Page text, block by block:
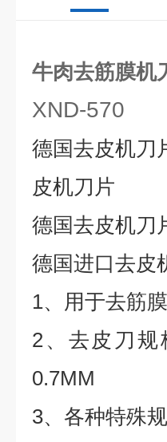
牛肉去筋膜机
XND-570
德国去皮机刀
皮机刀片
德国去皮机刀
德国进口去皮
1、用于去筋
2、去皮刀
0.7MM
3、各种特殊